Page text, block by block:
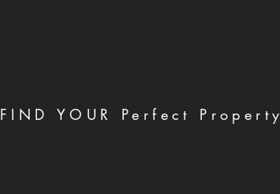
FIND YOUR Perfect Property